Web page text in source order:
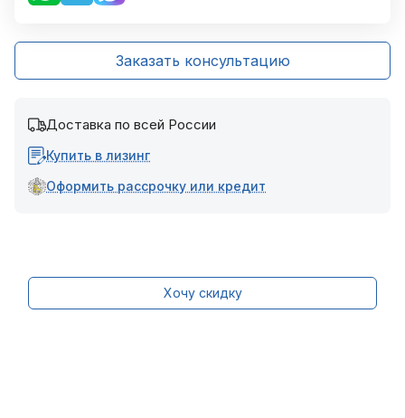
Заказать консультацию
Доставка по всей России
Купить в лизинг
Оформить рассрочку или кредит
Хочу скидку